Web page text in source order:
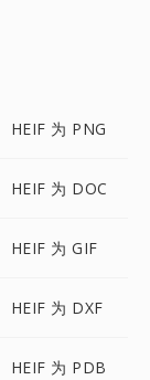
HEIF 为 PNG
HEIF 为 DOC
HEIF 为 GIF
HEIF 为 DXF
HEIF 为 PDB